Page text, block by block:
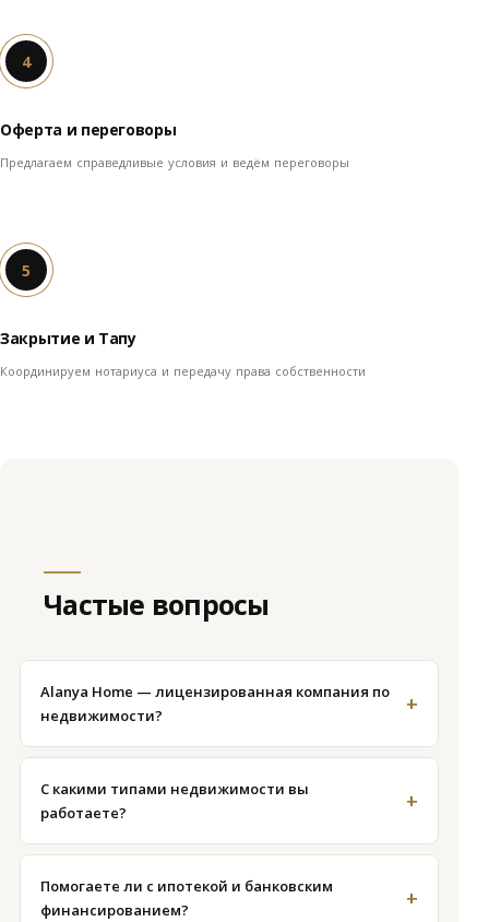
4
Оферта и переговоры
Предлагаем справедливые условия и ведём переговоры
5
Закрытие и Тапу
Координируем нотариуса и передачу права собственности
Частые вопросы
Alanya Home — лицензированная компания по
недвижимости?
+
Да. Alanya Home Real Estate — лицензированное
агентство, работающее в составе «Aslanlar Akdeniz
İnşaat Taahhüt Emlak Turizm Sanayi ve Ticaret Ltd. Şti.»
С какими типами недвижимости вы
работаете?
+
Квартиры, виллы, пентхаусы, земельные участки и
коммерческие объекты, а также долгосрочная
аренда и управление.
Помогаете ли с ипотекой и банковским
финансированием?
+